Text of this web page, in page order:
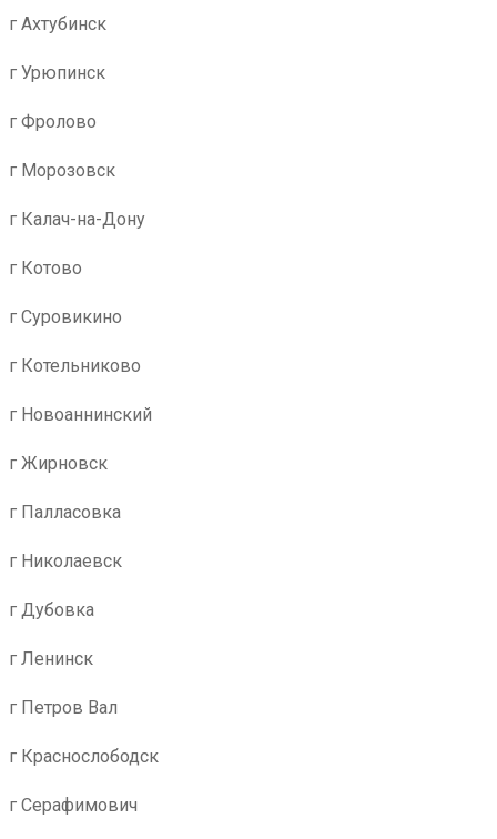
г Ахтубинск
г Урюпинск
г Фролово
г Морозовск
г Калач-на-Дону
г Котово
г Суровикино
г Котельниково
г Новоаннинский
г Жирновск
г Палласовка
г Николаевск
г Дубовка
г Ленинск
г Петров Вал
г Краснослободск
г Серафимович